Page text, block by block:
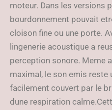
moteur. Dans les versions
bourdonnement pouvait
cloison fine ou une porte.
lingenerie acoustique a
perception sonore. Meme
maximal, le son emis reste
facilement couvert par le
dune respiration